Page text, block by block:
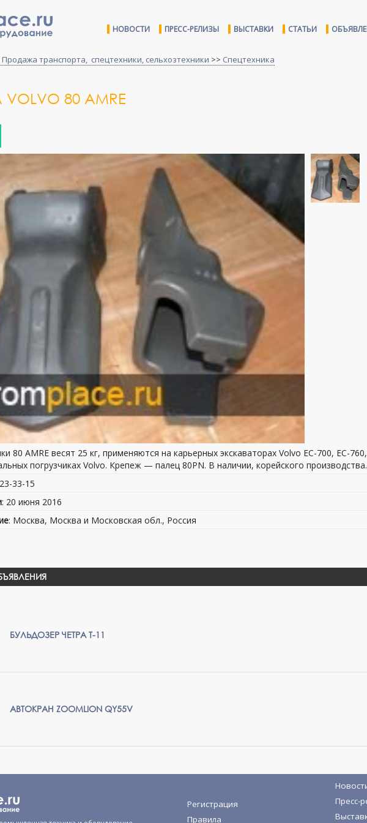
НОВОСТИ ПРЕСС-РЕЛИЗЫ ВЫСТАВКИ СТАТЬИ
Продажа транспорта, спецтехники, сельхозтехники >> Спецтехника
80 AMRE
80 AMRE весят 25 кг, применяются на карьерных экскаваторах Volvo EC-700, EC-
погрузчиках Volvo. Крепеж — палец 80PN. В наличии, корейского производства.
33-15
: 20 июня 2016
: Москва, Москва и Московская обл., Россия
БУЛЬДОЗЕР ЧЕТРА Т-11
АВТОКРАН ZOOMLION QY55V
Регистрация
Правила
Пресс-